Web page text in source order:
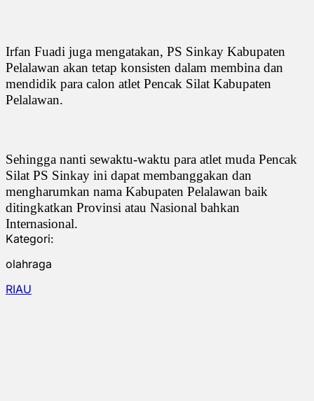
Irfan Fuadi juga mengatakan, PS Sinkay Kabupaten
Pelalawan akan tetap konsisten dalam membina dan
mendidik para calon atlet Pencak Silat Kabupaten
Pelalawan.
Sehingga nanti sewaktu-waktu para atlet muda Pencak
Silat PS Sinkay ini dapat membanggakan dan
mengharumkan nama Kabupaten Pelalawan baik
ditingkatkan Provinsi atau Nasional bahkan
Internasional.
Kategori:
olahraga
RIAU